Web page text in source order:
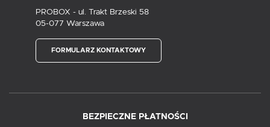
PROBOX - ul. Trakt Brzeski 58
05-077 Warszawa
FORMULARZ KONTAKTOWY
BEZPIECZNE PŁATNOŚCI